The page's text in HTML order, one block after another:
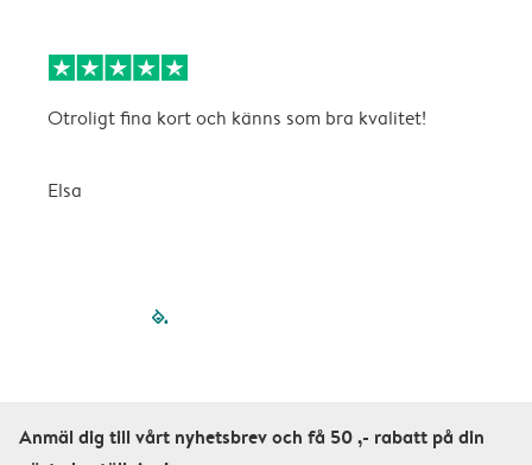
Otroligt fina kort och känns som bra kvalitet!
Elsa
filled-pagination
Anmäl dig till vårt nyhetsbrev och få 50 ,- rabatt på din